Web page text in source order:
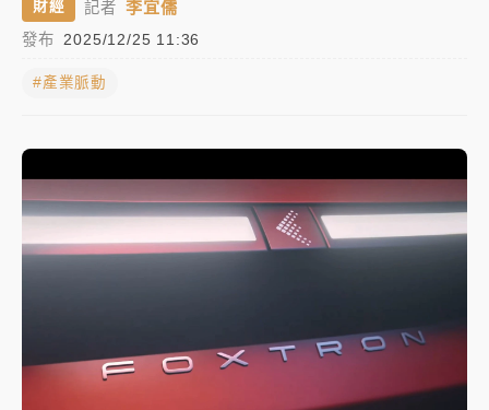
分析｜
標？ 鴻海本週法說法人關注的四大重點
中租控股7月營收創今年新高 前7月獲利成長6%
獨家｜ 和欣客運總裁逝世！少東涉洗錢遭收押 戴手銬
腳鐐提前奔靈堂畫面曝
才續任就飛美國大學面試 清大校長高為元致歉：機會
財經 記者 李宜儒
發布 2025/12/25 11:36
#產業脈動